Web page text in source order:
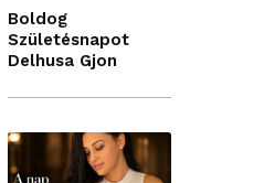
Boldog
Születésnapot
Delhusa Gjon